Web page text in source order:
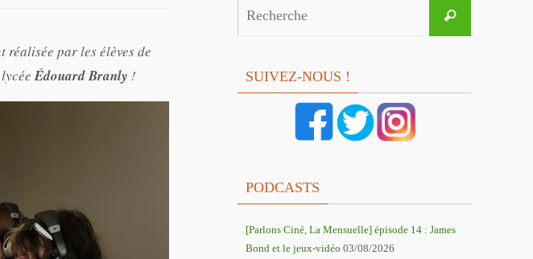
réalisée par les élèves de
Édouard Branly !
Recherche
SUIVEZ-NOUS !
PODCASTS
[Parlons Ciné, La Mensuelle] épisode 14 : James
Bond et le jeux-vidéo 03/08/2026